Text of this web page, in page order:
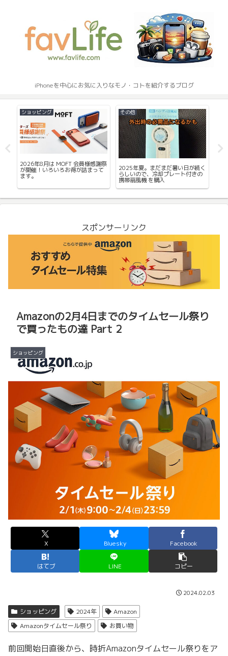
iPhoneを中心にお気に入りなモノ・コトを紹介するブログ
ショッピング
2026年8月は MOFT 会員様感謝祭
が開催！いろいろお得が詰まって
ます。
その他
2025年夏。まだまだ暑い日が続く
らしいので、冷却プレート付きの
携帯扇風機 を購入
スポンサーリンク
Amazonの2月4日までのタイムセール祭り
で買ったもの達 Part 2
ショッピング
X Bluesky Facebook
はてブ LINE コピー
2024.02.03
ショッピング 2024年
Amazon
Amazonタイムセール祭り
お買い物
前回開始日直後から、時折Amazonタイムセール祭りをア